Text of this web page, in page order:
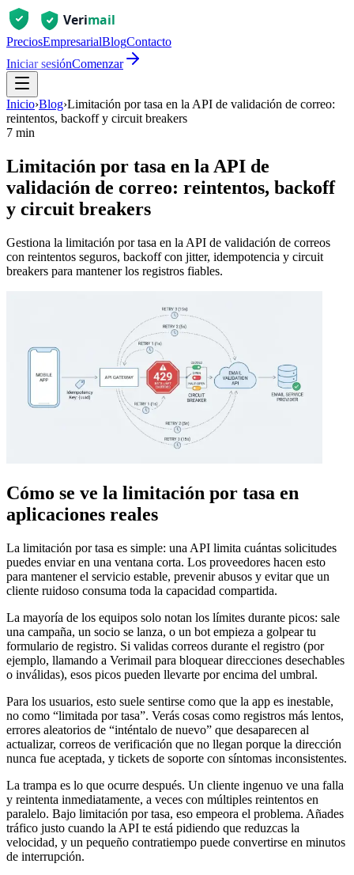
PreciosEmpresarialBlogContacto
Iniciar sesiónComenzar
Inicio›Blog›Limitación por tasa en la API de validación de correo:
reintentos, backoff y circuit breakers
7 min
Limitación por tasa en la API de
validación de correo: reintentos, backoff
y circuit breakers
Gestiona la limitación por tasa en la API de validación de correos
con reintentos seguros, backoff con jitter, idempotencia y circuit
breakers para mantener los registros fiables.
Cómo se ve la limitación por tasa en
aplicaciones reales
La limitación por tasa es simple: una API limita cuántas solicitudes
puedes enviar en una ventana corta. Los proveedores hacen esto
para mantener el servicio estable, prevenir abusos y evitar que un
cliente ruidoso consuma toda la capacidad compartida.
La mayoría de los equipos solo notan los límites durante picos: sale
una campaña, un socio se lanza, o un bot empieza a golpear tu
formulario de registro. Si validas correos durante el registro (por
ejemplo, llamando a Verimail para bloquear direcciones desechables
o inválidas), esos picos pueden llevarte por encima del umbral.
Para los usuarios, esto suele sentirse como que la app es inestable,
no como “limitada por tasa”. Verás cosas como registros más lentos,
errores aleatorios de “inténtalo de nuevo” que desaparecen al
actualizar, correos de verificación que no llegan porque la dirección
nunca fue aceptada, y tickets de soporte con síntomas inconsistentes.
La trampa es lo que ocurre después. Un cliente ingenuo ve una falla
y reintenta inmediatamente, a veces con múltiples reintentos en
paralelo. Bajo limitación por tasa, eso empeora el problema. Añades
tráfico justo cuando la API te está pidiendo que reduzcas la
velocidad, y un pequeño contratiempo puede convertirse en minutos
de interrupción.